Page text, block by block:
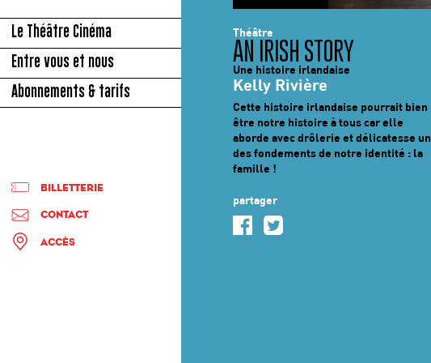
Le Théâtre Cinéma
Entre vous et nous
Abonnements & tarifs
BILLETTERIE
CONTACT
ACCÈS
Théâtre
AN IRISH STORY
Une histoire irlandaise
Kelly Rivière
Cette histoire irlandaise pourrait bien
être notre histoire à tous car elle
aborde avec drôlerie et délicatesse un
des fondements de notre identité : la
famille !
partager